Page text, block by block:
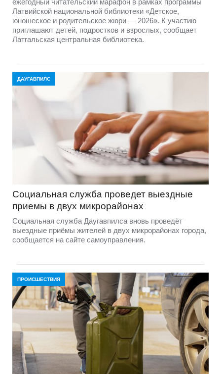
ежегодный читательский марафон в рамках программы
Латвийской национальной библиотеки «Детское,
юношеское и родительское жюри — 2026». К участию
приглашают детей, подростков и взрослых, сообщает
Латгальская центральная библиотека.
ДАУГАВПИЛС
Социальная служба проведет выездные
приемы в двух микрорайонах
Социальная служба Даугавпилса вновь проведёт
выездные приёмы жителей в двух микрорайонах города,
сообщается на сайте самоуправления.
ПРОИСШЕСТВИЯ